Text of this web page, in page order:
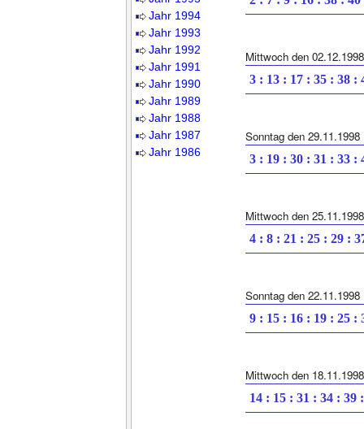
Jahr 1994
Jahr 1993
Jahr 1992
Jahr 1991
Jahr 1990
Jahr 1989
Jahr 1988
Jahr 1987
Jahr 1986
Mittwoch den 02.12.1998
3 : 13 : 17 : 35 : 38 :
Sonntag den 29.11.1998
3 : 19 : 30 : 31 : 33 :
Mittwoch den 25.11.1998
4 : 8 : 21 : 25 : 29 :
Sonntag den 22.11.1998
9 : 15 : 16 : 19 : 25 :
Mittwoch den 18.11.1998
14 : 15 : 31 : 34 : 39